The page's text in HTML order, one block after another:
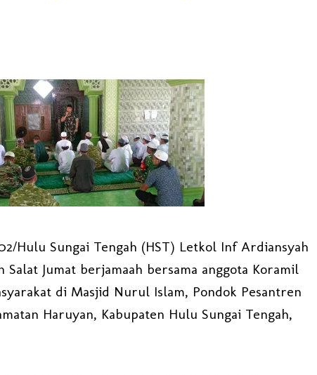
Hulu Sungai Tengah (HST) Letkol Inf Ardiansyah
Jumat berjamaah bersama anggota Koramil
di Masjid Nurul Islam, Pondok Pesantren
Haruyan, Kabupaten Hulu Sungai Tengah,